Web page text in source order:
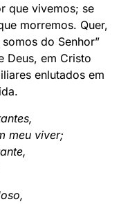
que vivemos; se
morremos. Quer,
do Senhor”
Deus, em Cristo
enlutados em
meu viver;